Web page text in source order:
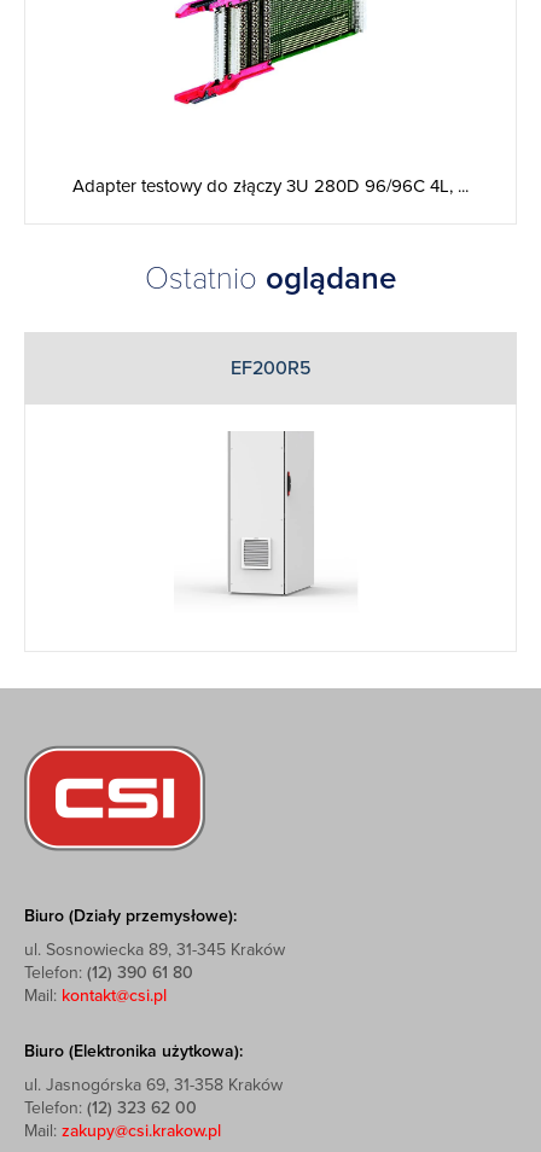
Adapter testowy do złączy 3U 280D 96/96C 4L, ...
Ostatnio oglądane
EF200R5
Biuro (Działy przemysłowe):
ul. Sosnowiecka 89, 31-345 Kraków
Telefon: (12) 390 61 80
Mail: kontakt@csi.pl
Biuro (Elektronika użytkowa):
ul. Jasnogórska 69, 31-358 Kraków
Telefon: (12) 323 62 00
Mail: zakupy@csi.krakow.pl